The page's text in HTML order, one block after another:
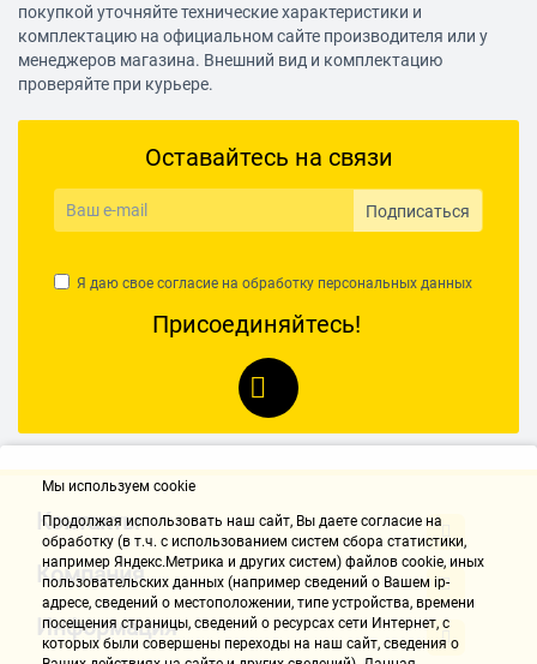
покупкой уточняйте технические характеристики и
комплектацию на официальном сайте производителя или у
менеджеров магазина. Внешний вид и комплектацию
проверяйте при курьере.
Оставайтесь на связи
Подписаться
Я даю свое согласие на обработку персональных данных
Присоединяйтесь!
Контакты
Компания
Информация
Мы используем cookie
Продолжая использовать наш cайт, Вы даете согласие на
обработку (в т.ч. с использованием систем сбора статистики,
например Яндекс.Метрика и других систем) файлов cookie, иных
пользовательских данных (например сведений о Вашем ip-
адресе, сведений о местоположении, типе устройства, времени
посещения страницы, сведений о ресурсах сети Интернет, с
которых были совершены переходы на наш сайт, сведения о